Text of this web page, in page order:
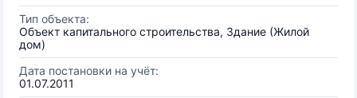
Тип объекта:
Объект капитального строительства, Здание (Жилой
дом)
Дата постановки на учёт:
01.07.2011